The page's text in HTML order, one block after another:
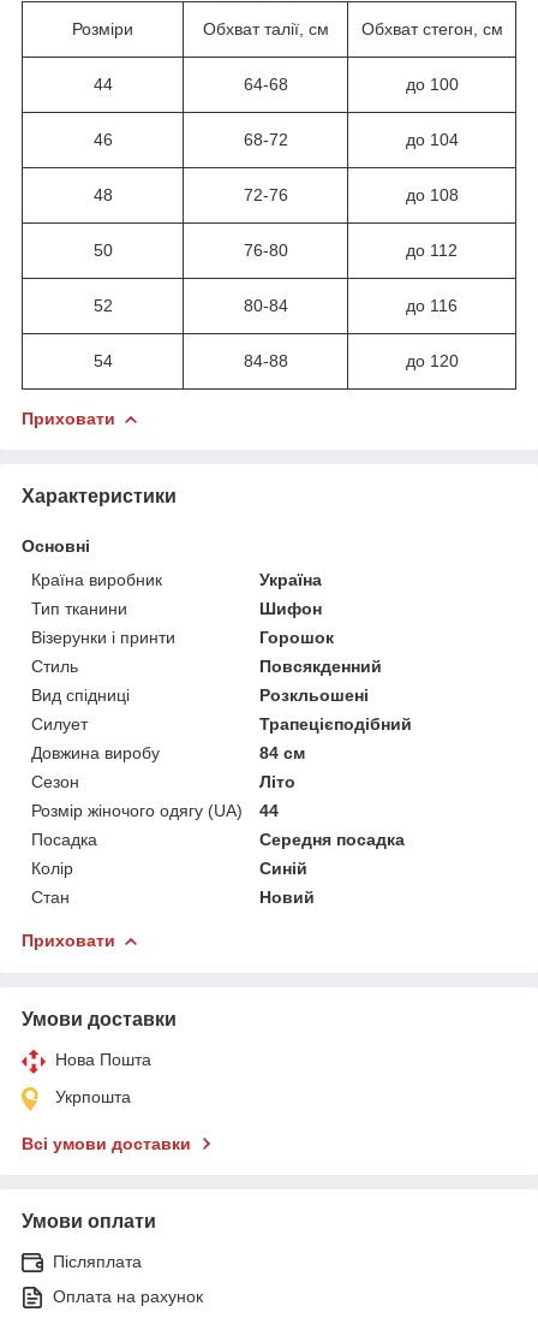
Розміри Обхват талії, см Обхват стегон, см
44 64-68 до 100
46 68-72 до 104
48 72-76 до 108
50 76-80 до 112
52 80-84 до 116
54 84-88 до 120
Приховати
Характеристики
Основні
Країна виробник
Україна
Тип тканини
Шифон
Візерунки і принти
Горошок
Стиль
Повсякденний
Вид спідниці
Розкльошені
Силует
Трапецієподібний
Довжина виробу
84 см
Сезон
Літо
Розмір жіночого одягу (UA)
44
Посадка
Середня посадка
Колір
Синій
Стан
Новий
Приховати
Умови доставки
Нова Пошта
Укрпошта
Всі умови доставки
Умови оплати
Післяплата
Оплата на рахунок